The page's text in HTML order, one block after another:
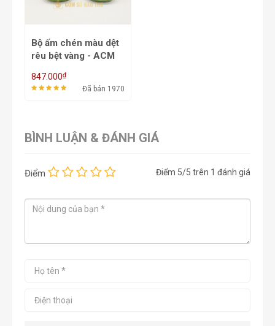
Bộ ấm chén màu dệt
rêu bệt vàng - ACM
847.000₫
Đã bán 1970
BÌNH LUẬN & ĐÁNH GIÁ
Điểm Điểm 5/5 trên 1 đánh giá